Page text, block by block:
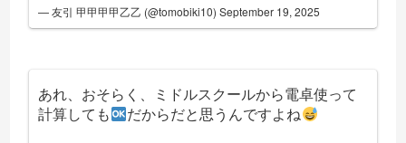
— 友引 甲甲甲甲乙乙 (@tomobiki10)September 19, 2025
あれ、おそらく、ミドルスクールから電卓使って
計算しても
だからだと思うんですよね